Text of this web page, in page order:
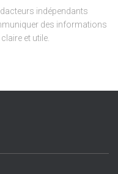
indépendants
des informations
et utile.